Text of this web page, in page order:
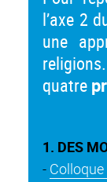
l’axe 2
une
quatre
1. DES
- Colloque